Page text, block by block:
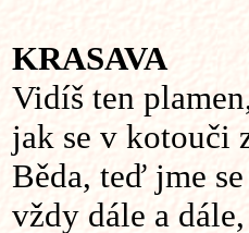
KRASAVA
Vidíš ten
jak se v kotouči
Běda, teď jme se
vždy dále a